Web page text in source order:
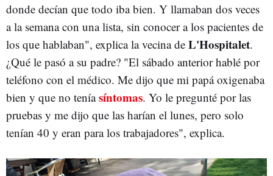
donde decían que todo iba bien. Y llamaban dos veces
a la semana con una lista, sin conocer a los pacientes de
los que hablaban", explica la vecina de L'Hospitalet.
¿Qué le pasó a su padre? "El sábado anterior hablé por
teléfono con el médico. Me dijo que mi papá oxigenaba
bien y que no teníasíntomas. Yo le pregunté por las
pruebas y me dijo que las harían el lunes, pero solo
tenían 40 y eran para los trabajadores", explica.